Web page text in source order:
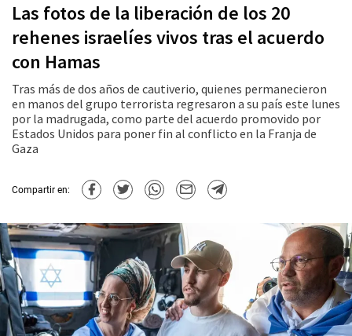
Las fotos de la liberación de los 20
rehenes israelíes vivos tras el acuerdo
con Hamas
Tras más de dos años de cautiverio, quienes permanecieron
en manos del grupo terrorista regresaron a su país este lunes
por la madrugada, como parte del acuerdo promovido por
Estados Unidos para poner fin al conflicto en la Franja de
Gaza
Compartir en: